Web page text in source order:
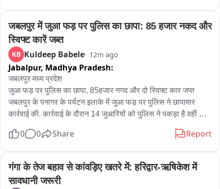
जबलपुर में जुआ फड़ पर पुलिस का छापा: 85 हजार नकद और
स्विफ्ट कारें जब्त
KB Kuldeep Babele 12m ago
Jabalpur, Madhya Pradesh:
जबलपुर मध्य प्रदेश
जुआ फड़ पर पुलिस का छापा, 85हजार नगद और दो स्विफ्ट कार जप्त
जबलपुर के पनागर के पर्यटन इलाके में जुआ फड़ पर पुलिस ने छापामार
कार्रवाई की. कार्रवाई के दौरान 14 जुआरियों को पुलिस ने पकड़ा है वहीं जुआ
जिनकी तलाश पनागर पुलिस कर रही है. पनागर पुलिस को सूचना मिली थी
दबिश दी. फड़ संचालक कृष्णा यादव और उसके साथी मौके से फरार हो गए
वहीं 14 जुआरियों को पुलिस ने पकड़ा है जो अलग-अलग इलाकों के रहने
वाले हैं. इनसे 85 हजार रुपए नगद जप्त किए गए हैं साथ ही दो स्विफ्ट कार
0 0 Share Report
गंगा के तेज बहाव से कांवड़िए खतरे में: हरिद्वार-ऋषिकेश में
सावधानी जरूरी